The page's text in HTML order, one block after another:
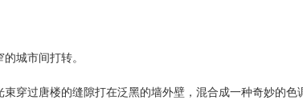
城市间打转。
穿过唐楼的缝隙打在泛黑的墙外壁，混合成一种奇妙的